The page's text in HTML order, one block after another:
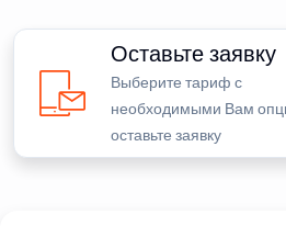
Оставьте заявку
Выберите тариф с
необходимыми Вам
оставьте заявку